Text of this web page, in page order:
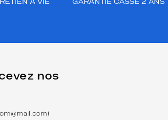
À VIE GARANTIE CASSE 2 ANS
nos